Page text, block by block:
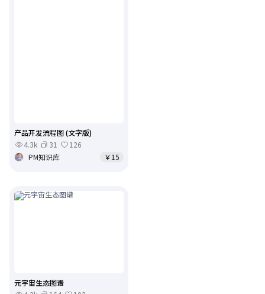
产品开发流程图 (文字版)
4.3k
31
126
PM知识库
￥15
元宇宙生态图谱